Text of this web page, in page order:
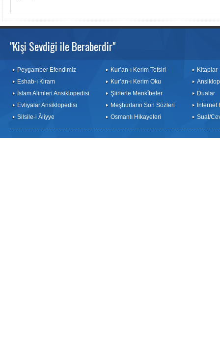
"Kişi Sevdiği ile Beraberdir"
Peygamber Efendimiz
Eshab-ı Kiram
İslam Alimleri Ansiklopedisi
Evliyalar Ansiklopedisi
Silsile-i Âliyye
Kur’an-ı Kerim Tefsiri
Kur’an-ı Kerim Oku
Şiirlerle Menkîbeler
Meşhurların Son Sözleri
Osmanlı Hikayeleri
Kitaplar
Dualar
İnternet
Sual/